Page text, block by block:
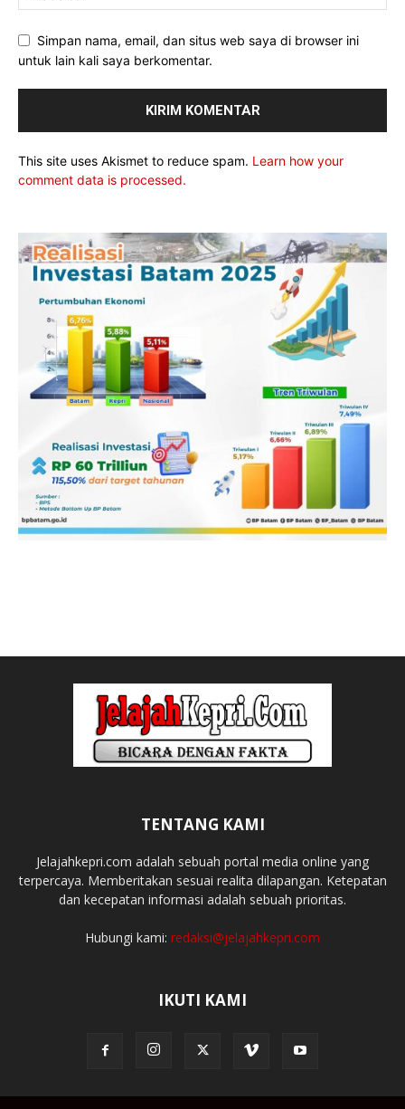
Simpan nama, email, dan situs web saya di browser ini
untuk lain kali saya berkomentar.
This site uses Akismet to reduce spam. Learn how your
comment data is processed.
TENTANG KAMI
Jelajahkepri.com adalah sebuah portal media online yang
terpercaya. Memberitakan sesuai realita dilapangan. Ketepatan
dan kecepatan informasi adalah sebuah prioritas.
Hubungi kami: redaksi@jelajahkepri.com
IKUTI KAMI